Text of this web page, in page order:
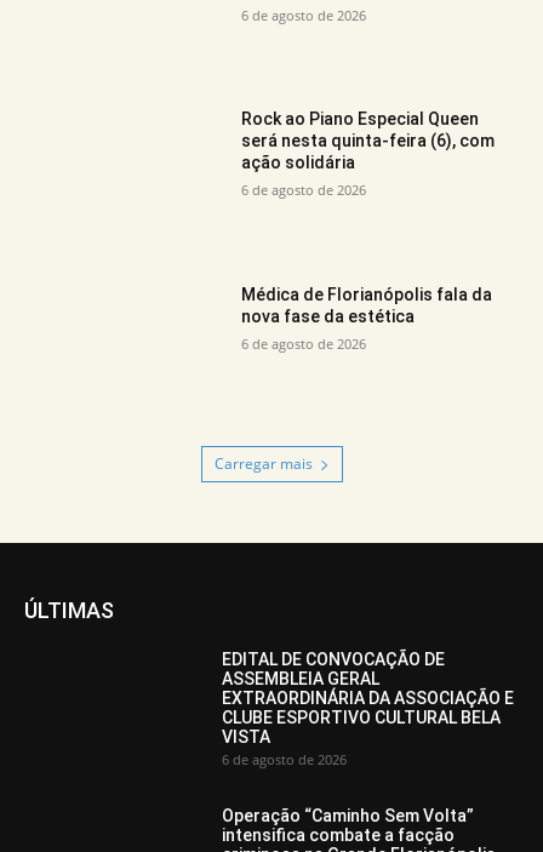
6 de agosto de 2026
Rock ao Piano Especial Queen
será nesta quinta-feira (6), com
ação solidária
6 de agosto de 2026
Médica de Florianópolis fala da
nova fase da estética
6 de agosto de 2026
Carregar mais
ÚLTIMAS
EDITAL DE CONVOCAÇÃO DE
ASSEMBLEIA GERAL
EXTRAORDINÁRIA DA ASSOCIAÇÃO E
CLUBE ESPORTIVO CULTURAL BELA
VISTA
6 de agosto de 2026
Operação “Caminho Sem Volta”
intensifica combate a facção